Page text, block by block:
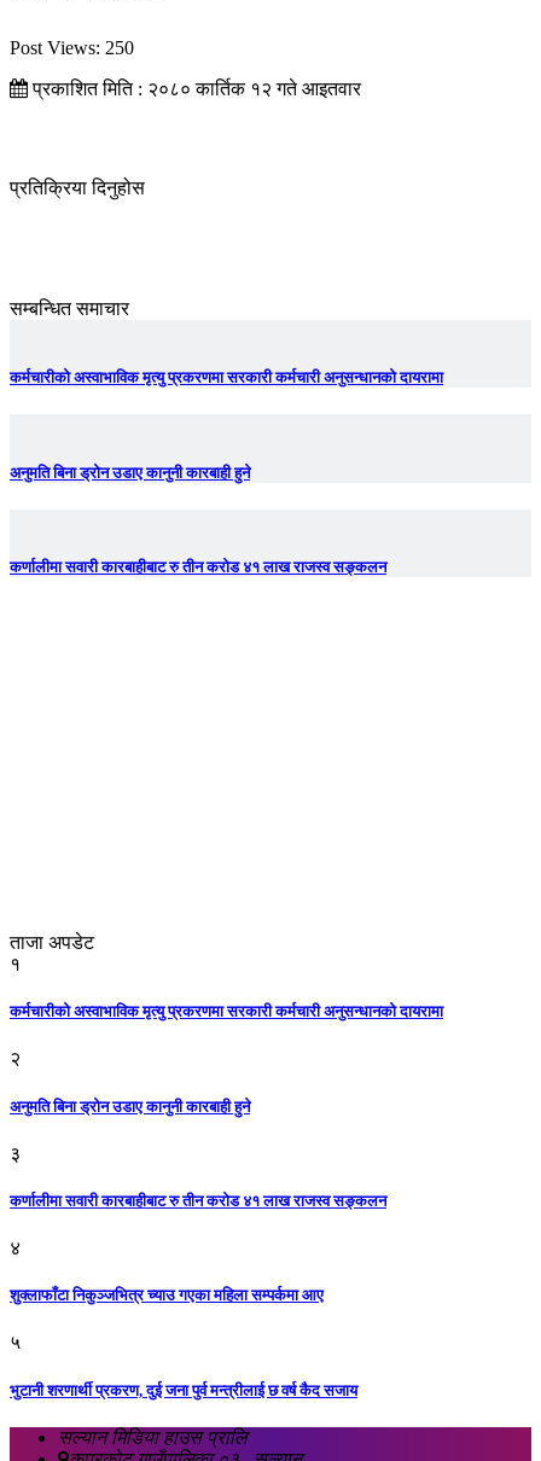
Post Views: 250
प्रकाशित मिति : २०८० कार्तिक १२ गते आइतवार
प्रतिक्रिया दिनुहोस
सम्बन्धित समाचार
कर्मचारीको अस्वाभाविक मृत्यु प्रकरणमा सरकारी कर्मचारी अनुसन्धानको दायरामा
अनुमति बिना ड्रोन उडाए कानुनी कारबाही हुने
कर्णालीमा सवारी कारबाहीबाट रु तीन करोड ४१ लाख राजस्व सङ्कलन
ताजा अपडेट
१
कर्मचारीको अस्वाभाविक मृत्यु प्रकरणमा सरकारी कर्मचारी अनुसन्धानको दायरामा
२
अनुमति बिना ड्रोन उडाए कानुनी कारबाही हुने
३
कर्णालीमा सवारी कारबाहीबाट रु तीन करोड ४१ लाख राजस्व सङ्कलन
४
शुक्लाफाँटा निकुञ्जभित्र च्याउ गएका महिला सम्पर्कमा आए
५
भुटानी शरणार्थी प्रकरण, दुई जना पुर्व मन्त्रीलाई छ वर्ष कैद सजाय
सल्यान मिडिया हाउस प्रालि